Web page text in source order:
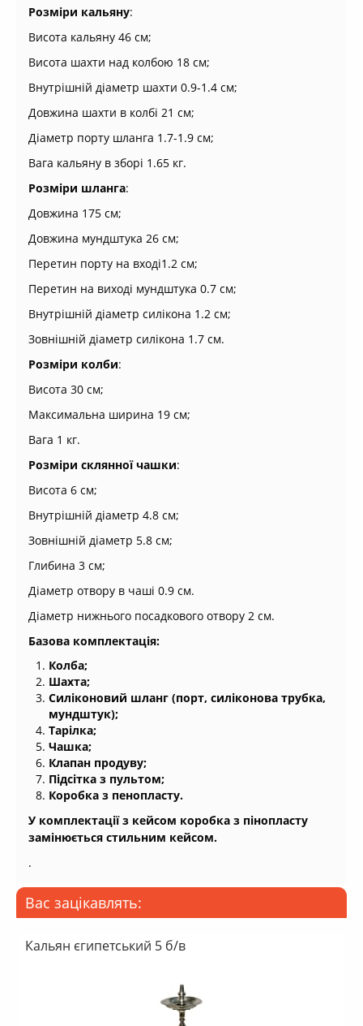
Розміри кальяну:
Висота кальяну 46 см;
Висота шахти над колбою 18 см;
Внутрішній діаметр шахти 0.9-1.4 см;
Довжина шахти в колбі 21 см;
Діаметр порту шланга 1.7-1.9 см;
Вага кальяну в зборі 1.65 кг.
Розміри шланга:
Довжина 175 см;
Довжина мундштука 26 см;
Перетин порту на вході1.2 см;
Перетин на виході мундштука 0.7 см;
Внутрішній діаметр силікона 1.2 см;
Зовнішній діаметр силікона 1.7 см.
Розміри колби:
Висота 30 см;
Максимальна ширина 19 см;
Вага 1 кг.
Розміри склянної чашки:
Висота 6 см;
Внутрішній діаметр 4.8 см;
Зовнішній діаметр 5.8 см;
Глибина 3 см;
Діаметр отвору в чаші 0.9 см.
Діаметр нижнього посадкового отвору 2 см.
Базова комплектація:
Колба;
Шахта;
Силіконовий шланг (порт, силіконова трубка,
мундштук);
Тарілка;
Чашка;
Клапан продуву;
Підсітка з пультом;
Коробка з пенопласту.
У комплектації з кейсом коробка з пінопласту
замінюється стильним кейсом.
.
Вас зацікавлять:
Кальян єгипетський 5 б/в